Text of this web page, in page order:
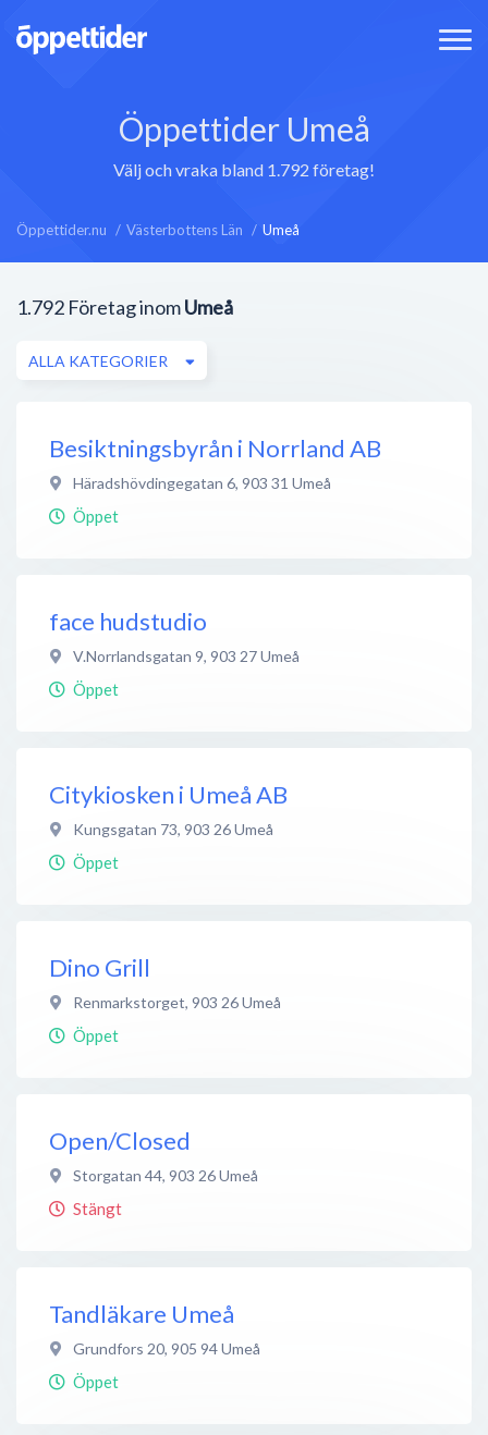
Öppettider Umeå
Välj och vraka bland 1.792 företag!
Öppettider.nu Västerbottens Län Umeå
1.792 Företag inomUmeå
ALLA KATEGORIER
Besiktningsbyrån i Norrland AB
Häradshövdingegatan 6, 903 31 Umeå
Öppet
face hudstudio
V.Norrlandsgatan 9, 903 27Umeå
Öppet
Citykiosken i Umeå AB
Kungsgatan 73, 903 26Umeå
Öppet
Dino Grill
Renmarkstorget, 903 26Umeå
Öppet
Open/Closed
Storgatan 44, 903 26Umeå
Stängt
Tandläkare Umeå
Grundfors 20, 905 94Umeå
Öppet